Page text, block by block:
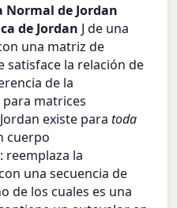
Normal de Jordan
de Jordan J de una
una matriz de
satisface la relación de
de la
matrices
existe paratoda
cuerpo
reemplaza la
una secuencia de
de los cuales es una